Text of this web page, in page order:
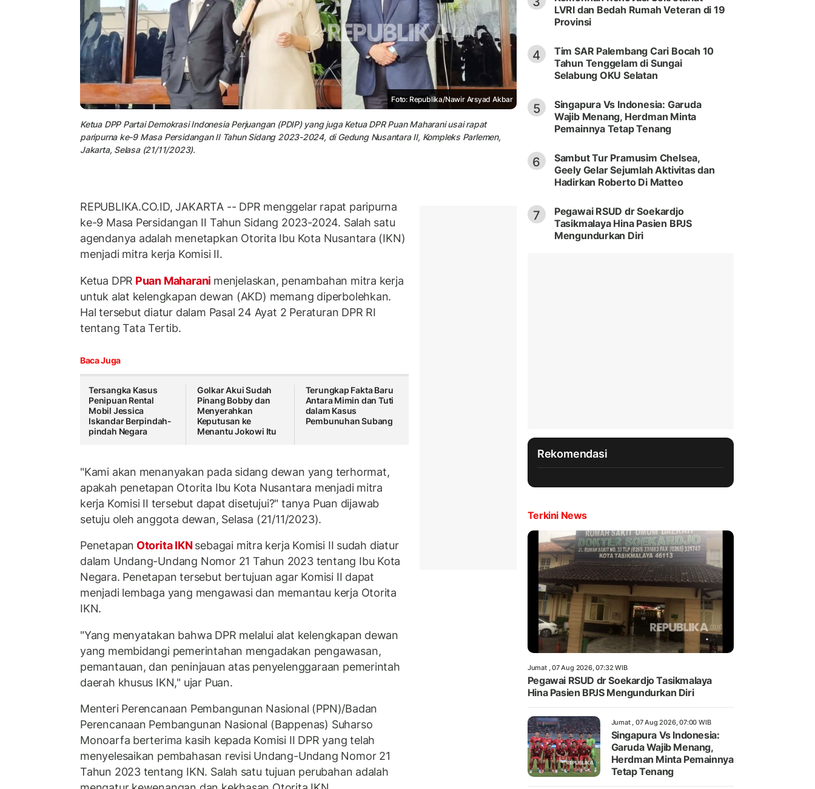
Foto: Republika/Nawir Arsyad Akbar
Ketua DPP Partai Demokrasi Indonesia Perjuangan (PDIP) yang juga Ketua DPR Puan Maharani usai rapat
paripurna ke-9 Masa Persidangan II Tahun Sidang 2023-2024, di Gedung Nusantara II, Kompleks Parlemen,
Jakarta, Selasa (21/11/2023).
REPUBLIKA.CO.ID, JAKARTA -- DPR menggelar rapat paripurna
ke-9 Masa Persidangan II Tahun Sidang 2023-2024. Salah satu
agendanya adalah menetapkan Otorita Ibu Kota Nusantara (IKN)
menjadi mitra kerja Komisi II.
Ketua DPR Puan Maharani menjelaskan, penambahan mitra kerja
untuk alat kelengkapan dewan (AKD) memang diperbolehkan.
Hal tersebut diatur dalam Pasal 24 Ayat 2 Peraturan DPR RI
tentang Tata Tertib.
Baca Juga
Tersangka Kasus
Penipuan Rental
Mobil Jessica
Iskandar Berpindah-
pindah Negara
Golkar Akui Sudah
Pinang Bobby dan
Menyerahkan
Keputusan ke
Menantu Jokowi Itu
Terungkap Fakta Baru
Antara Mimin dan Tuti
dalam Kasus
Pembunuhan Subang
"Kami akan menanyakan pada sidang dewan yang terhormat,
apakah penetapan Otorita Ibu Kota Nusantara menjadi mitra
kerja Komisi II tersebut dapat disetujui?" tanya Puan dijawab
setuju oleh anggota dewan, Selasa (21/11/2023).
Penetapan Otorita IKN sebagai mitra kerja Komisi II sudah diatur
dalam Undang-Undang Nomor 21 Tahun 2023 tentang Ibu Kota
Negara. Penetapan tersebut bertujuan agar Komisi II dapat
menjadi lembaga yang mengawasi dan memantau kerja Otorita
IKN.
"Yang menyatakan bahwa DPR melalui alat kelengkapan dewan
yang membidangi pemerintahan mengadakan pengawasan,
pemantauan, dan peninjauan atas penyelenggaraan pemerintah
daerah khusus IKN," ujar Puan.
Menteri Perencanaan Pembangunan Nasional (PPN)/Badan
Perencanaan Pembangunan Nasional (Bappenas) Suharso
Monoarfa berterima kasih kepada Komisi II DPR yang telah
menyelesaikan pembahasan revisi Undang-Undang Nomor 21
Tahun 2023 tentang IKN. Salah satu tujuan perubahan adalah
LVRI dan Bedah Rumah Veteran di 19
Provinsi
4
Tim SAR Palembang Cari Bocah 10
Tahun Tenggelam di Sungai
Selabung OKU Selatan
5
Singapura Vs Indonesia: Garuda
Wajib Menang, Herdman Minta
Pemainnya Tetap Tenang
6
Sambut Tur Pramusim Chelsea,
Geely Gelar Sejumlah Aktivitas dan
Hadirkan Roberto Di Matteo
7
Pegawai RSUD dr Soekardjo
Tasikmalaya Hina Pasien BPJS
Mengundurkan Diri
Rekomendasi
Terkini News
Jumat , 07 Aug 2026, 07:32 WIB
Pegawai RSUD dr Soekardjo Tasikmalaya
Hina Pasien BPJS Mengundurkan Diri
Jumat , 07 Aug 2026, 07:00 WIB
Singapura Vs Indonesia:
Garuda Wajib Menang,
Herdman Minta Pemainnya
Tetap Tenang